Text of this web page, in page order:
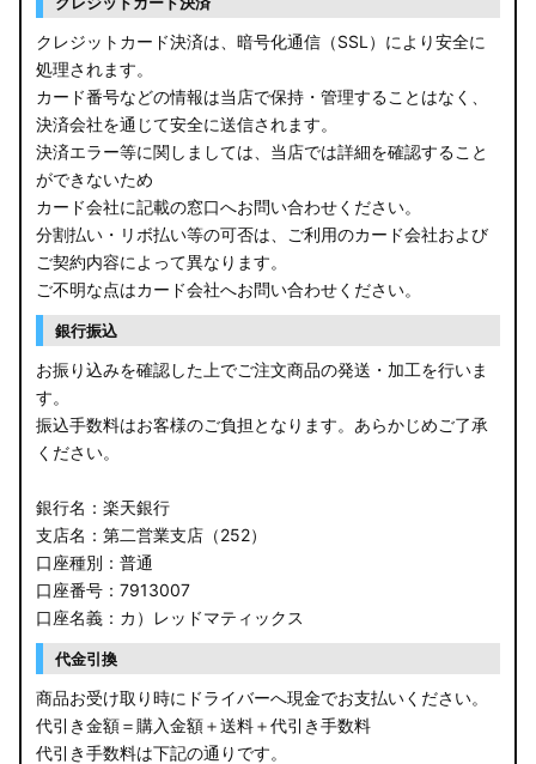
クレジットカード決済は、暗号化通信（SSL）により安全に
処理されます。
カード番号などの情報は当店で保持・管理することはなく、
決済会社を通じて安全に送信されます。
決済エラー等に関しましては、当店では詳細を確認すること
ができないため
カード会社に記載の窓口へお問い合わせください。
分割払い・リボ払い等の可否は、ご利用のカード会社および
ご契約内容によって異なります。
ご不明な点はカード会社へお問い合わせください。
銀行振込
お振り込みを確認した上でご注文商品の発送・加工を行いま
す。
振込手数料はお客様のご負担となります。あらかじめご了承
ください。
銀行名：楽天銀行
支店名：第二営業支店（252）
口座種別：普通
口座番号：7913007
口座名義：カ）レッドマティックス
代金引換
商品お受け取り時にドライバーへ現金でお支払いください。
代引き金額＝購入金額＋送料＋代引き手数料
代引き手数料は下記の通りです。